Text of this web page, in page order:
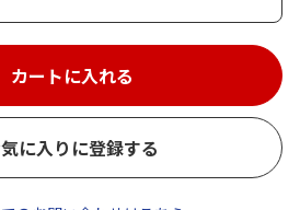
カートに入れる
に入りに登録する